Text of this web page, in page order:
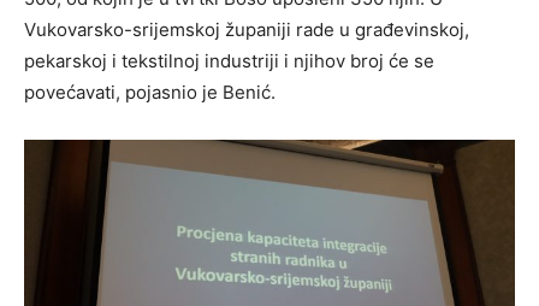
Vukovarsko-srijemskoj županiji rade u građevinskoj,
pekarskoj i tekstilnoj industriji i njihov broj će se
povećavati, pojasnio je Benić.